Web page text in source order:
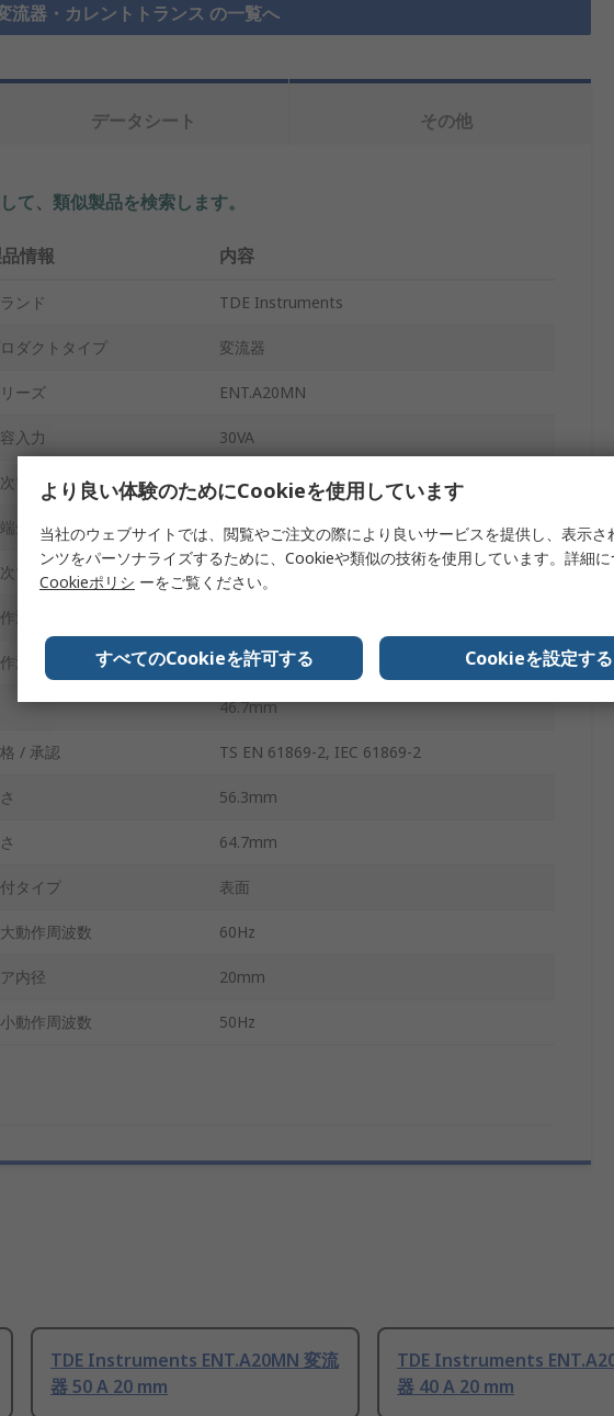
流器・カレントトランス の一覧へ
データシート その他
て、類似製品を検索します。
情報 内容
ンド TDE Instruments
ダクトタイプ 変流器
ーズ ENT.A20MN
入力 30VA
電流 5A
処理 ねじ
電流 100A
温度 Min
温度 Max 40°C
46.7mm
/ 承認 TS EN 61869-2, IEC 61869-2
56.3mm
64.7mm
タイプ 表面
動作周波数 60Hz
内径 20mm
動作周波数 50Hz
TDE Instruments ENT.A20MN 変流
器 50 A 20 mm
TDE Instruments
器 40 A 20 mm
より良い体験のためにCookieを使用しています
当社のウェブサイトでは、閲覧やご注文の際により良いサービスを提供し、表示さ
ンツをパーソナライズするために、Cookieや類似の技術を使用しています。詳細に
Cookieポリシ ーをご覧ください。
すべてのCookieを許可する Cookieを設定する